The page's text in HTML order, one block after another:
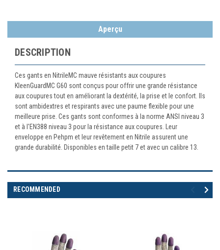
Aperçu
DESCRIPTION
Ces gants en NitrileMC mauve résistants aux coupures
KleenGuardMC G60 sont conçus pour offrir une grande résistance
aux coupures tout en améliorant la dextérité, la prise et le confort. Ils
sont ambidextres et respirants avec une paume flexible pour une
meilleure prise. Ces gants sont conformes à la norme ANSI niveau 3
et à l'EN388 niveau 3 pour la résistance aux coupures. Leur
enveloppe en Pehpm et leur revêtement en Nitrile assurent une
grande durabilité. Disponibles en taille petit 7 et avec un calibre 13.
RECOMMENDED